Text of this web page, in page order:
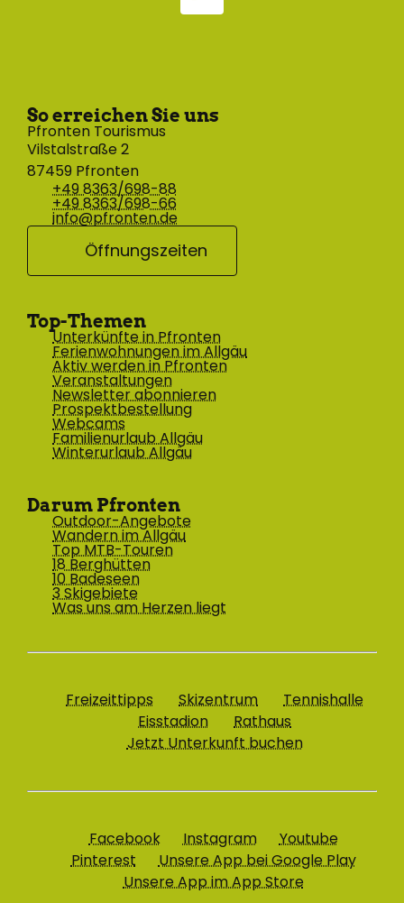
So erreichen Sie uns
Pfronten Tourismus
Vilstalstraße 2
87459 Pfronten
+49 8363/698-88
+49 8363/698-66
info@pfronten.de
Öffnungszeiten
Top-Themen
Unterkünfte in Pfronten
Ferienwohnungen im Allgäu
Aktiv werden in Pfronten
Veranstaltungen
Newsletter abonnieren
Prospektbestellung
Webcams
Familienurlaub Allgäu
Winterurlaub Allgäu
Darum Pfronten
Outdoor-Angebote
Wandern im Allgäu
Top MTB-Touren
18 Berghütten
10 Badeseen
3 Skigebiete
Was uns am Herzen liegt
Freizeittipps Skizentrum
Tennishalle
Eisstadion
Rathaus
Jetzt Unterkunft buchen
Facebook Instagram
Youtube
Pinterest
Unsere App bei Google Play
Unsere App im App Store